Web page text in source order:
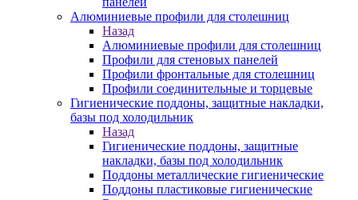
Алюминиевые профили для столешниц
Назад
Алюминиевые профили для столешниц
Профили для стеновых панелей
Профили фронтальные для столешниц
Профили соединительные и торцевые
Гигиенические поддоны, защитные накладки,
базы под холодильник
Назад
Гигиенические поддоны, защитные
накладки, базы под холодильник
Поддоны металлические гигиенические
Поддоны пластиковые гигиенические